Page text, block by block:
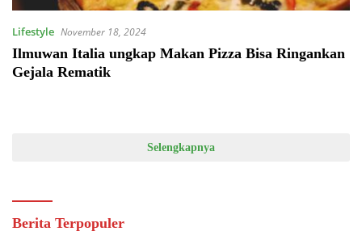
Lifestyle November 18, 2024
Ilmuwan Italia ungkap Makan Pizza Bisa Ringankan
Gejala Rematik
Selengkapnya
Berita Terpopuler